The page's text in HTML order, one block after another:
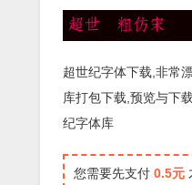
超世纪字体下载,非常
库打包下载,预览与下
纪字体库
您需要先支付 0.5元